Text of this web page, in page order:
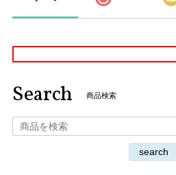
Search 商品検索
search